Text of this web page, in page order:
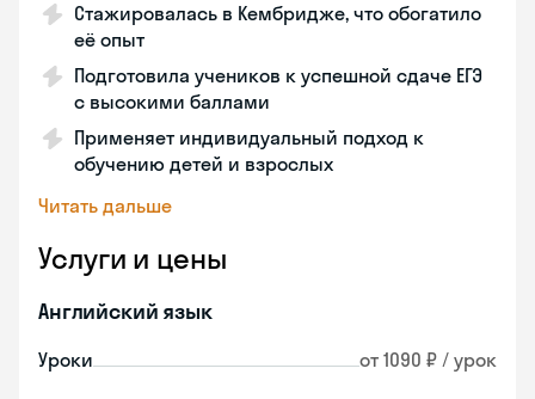
Стажировалась в Кембридже, что обогатило
её опыт
Подготовила учеников к успешной сдаче ЕГЭ
с высокими баллами
Применяет индивидуальный подход к
обучению детей и взрослых
Читать дальше
Услуги и цены
Английский язык
Уроки от 1090 ₽ / урок